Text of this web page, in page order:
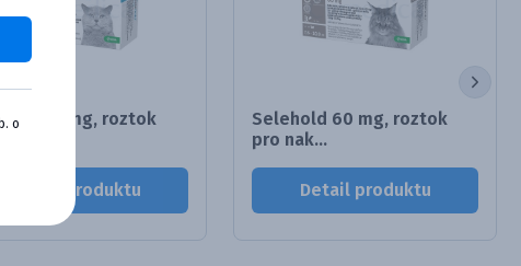
45 mg, roztok
Detail produktu
Selehold 60 mg, roztok
pro nak...
Detail produktu
o